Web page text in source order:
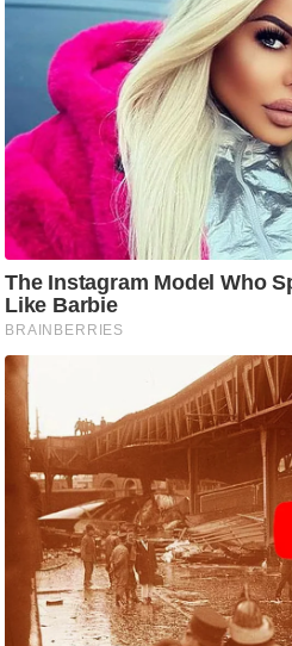
श
लू
स्खे
प
र्य
ट
न
स्थ
ल
फि
ट
स
त्रा
रि